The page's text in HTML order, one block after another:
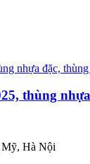
thùng
Hà Nội